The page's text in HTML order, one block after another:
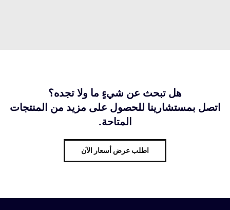
هل تبحث عن شيءٍ ما ولا تجده؟
اتصل بمستشارينا للحصول على مزيد من المنتجات
المتاحة.
اطلب عرض أسعار الآن